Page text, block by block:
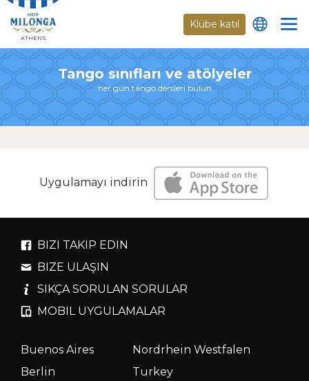
ATHENS
Klübe katıl
Tango sınıfları ve atölyeler
her gün tango dersleri bulun
Uygulamayı indirin
BIZI TAKIP EDIN
BIZE ULAŞIN
SIKÇA SORULAN SORULAR
MOBIL UYGULAMALAR
Buenos Aires
Nordrhein Westfalen
Berlin
Turkey